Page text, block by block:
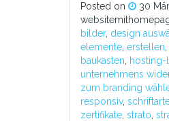
Posted on 30
bilder, design
elemente erstellen
baukasten
hosting-
unternehmens
zum branding
responsiv,
zertifikate strato